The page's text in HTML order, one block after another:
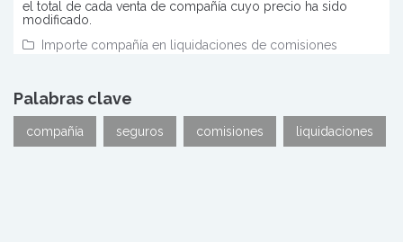
el total de cada venta de compañía cuyo precio ha sido
modificado.
Importe compañía en liquidaciones de comisiones
Palabras clave
compañía seguros comisiones liquidaciones